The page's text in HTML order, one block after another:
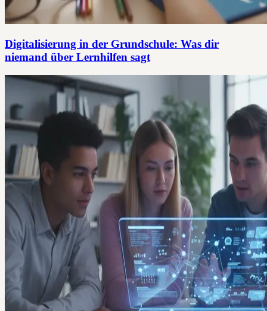
Digitalisierung in der Grundschule: Was dir
niemand über Lernhilfen sagt